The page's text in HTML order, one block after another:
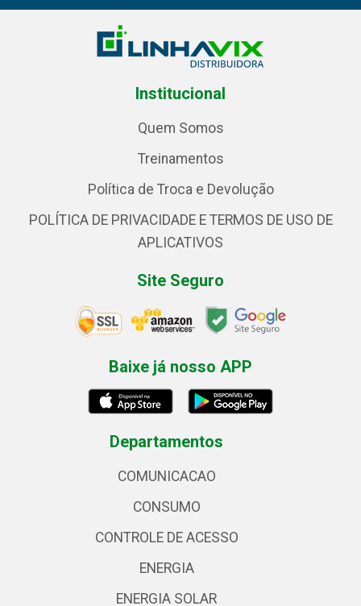
Institucional
Quem Somos
Treinamentos
Política de Troca e Devolução
POLÍTICA DE PRIVACIDADE E TERMOS DE USO DE
APLICATIVOS
Site Seguro
Baixe já nosso APP
Departamentos
COMUNICACAO
CONSUMO
CONTROLE DE ACESSO
ENERGIA
ENERGIA SOLAR